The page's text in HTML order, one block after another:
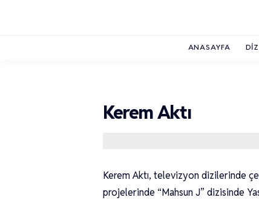
ANASAYFA
Kerem Aktı
Kerem Aktı, televizyon dizilerinde
projelerinde “Mahsun J” dizisinde